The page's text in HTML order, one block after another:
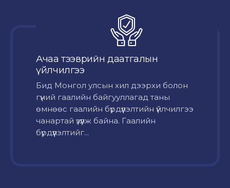
Ачаа тээврийн даатгалын
үйлчилгээ
Бид Монгол улсын хил дээрхи болон
гүний гаалийн байгууллагад таны
өмнөөс гаалийн бүрдүүлэлтийн үйлчилгээ
чанартай үзүүлж байна. Гаалийн
бүрдүүлэлтийг...